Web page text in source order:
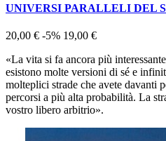
UNIVERSI PARALLELI DEL
20,00 € -5% 19,00 €
«La vita si fa ancora più
esistono molte versioni di sé e
molteplici strade che avete davanti
percorsi a più alta probabilità. La
vostro libero arbitrio».